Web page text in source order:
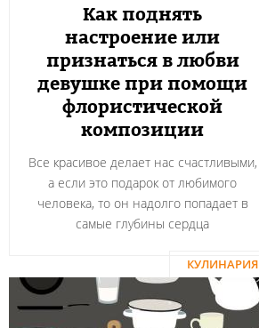
Как поднять
настроение или
признаться в любви
девушке при помощи
флористической
композиции
Все красивое делает нас счастливыми,
а если это подарок от любимого
человека, то он надолго попадает в
самые глубины сердца
КУЛИНАРИЯ